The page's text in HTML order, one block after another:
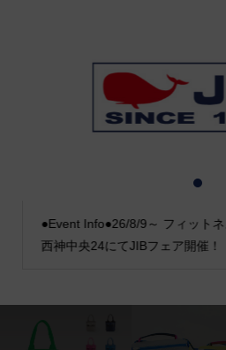
●Event Info●26/8/9～ フィット
西神中央24にてJIBフェア開催！
2